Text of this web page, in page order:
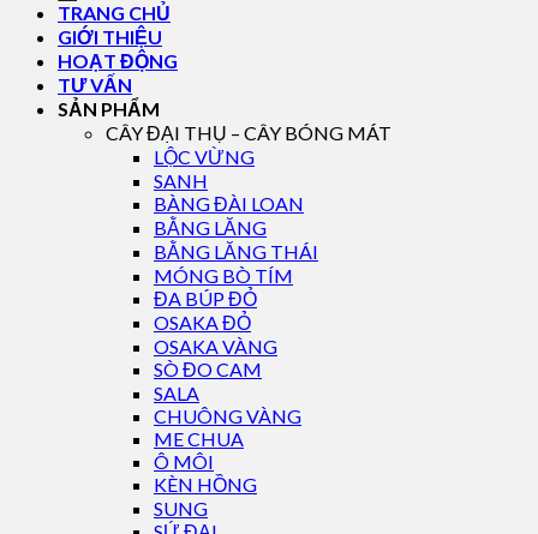
TRANG CHỦ
GIỚI THIỆU
HOẠT ĐỘNG
TƯ VẤN
SẢN PHẨM
CÂY ĐẠI THỤ – CÂY BÓNG MÁT
LỘC VỪNG
SANH
BÀNG ĐÀI LOAN
BẰNG LĂNG
BẰNG LĂNG THÁI
MÓNG BÒ TÍM
ĐA BÚP ĐỎ
OSAKA ĐỎ
OSAKA VÀNG
SÒ ĐO CAM
SALA
CHUÔNG VÀNG
ME CHUA
Ô MÔI
KÈN HỒNG
SUNG